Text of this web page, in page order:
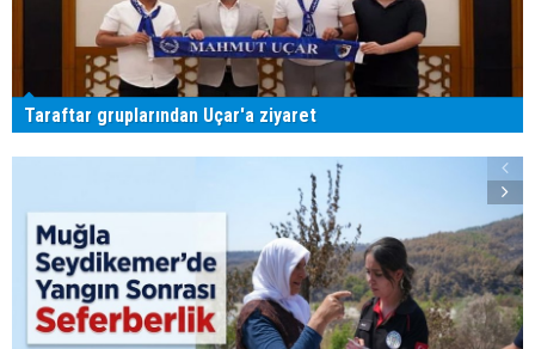
Taraftar gruplarından Uçar'a ziyaret